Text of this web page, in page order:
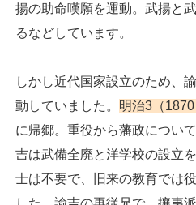
揚の助命嘆願を運動。武揚と
るなどしています。
しかし近代国家設立のため、
動していました。 明治3（
に帰郷。重役から藩政につい
吉は武備全廃と洋学校の設立
士は不要で、旧来の教育では